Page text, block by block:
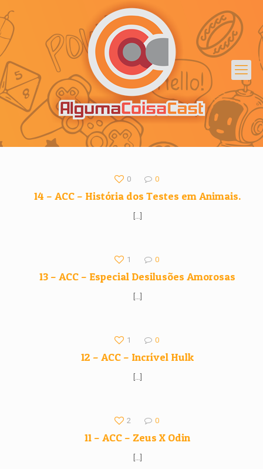
0 0
14 – ACC – História dos Testes em Animais.
[…]
1 0
13 – ACC – Especial Desilusões Amorosas
[…]
1 0
12 – ACC – Incrível Hulk
[…]
2 0
11 – ACC – Zeus X Odin
[…]